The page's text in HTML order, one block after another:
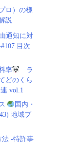
ロ）の様
説
通知に対
目次
率
ラ
どのくら
vol.1
国内・
地域ブ
法 -特許事